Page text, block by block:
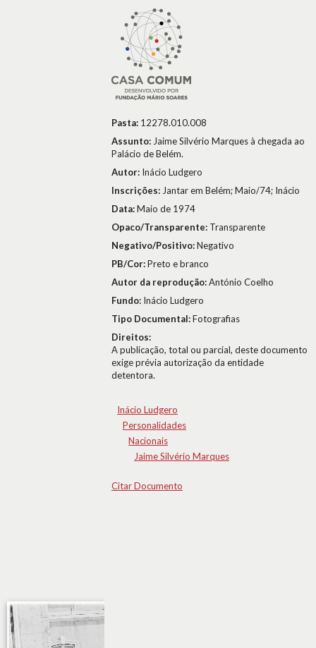
Pasta: 12278.010.008
Assunto: Jaime Silvério Marques à chegada ao
Palácio de Belém.
Autor: Inácio Ludgero
Inscrições: Jantar em Belém; Maio/74; Inácio
Data:Maio de 1974
Opaco/Transparente: Transparente
Negativo/Positivo:Negativo
PB/Cor:Preto e branco
Autor da reprodução:António Coelho
Fundo: Inácio Ludgero
Tipo Documental:Fotografias
Direitos:
A publicação, total ou parcial, deste documento
exige prévia autorização da entidade
detentora.
Inácio Ludgero
Personalidades
Nacionais
Jaime Silvério Marques
Citar Documento